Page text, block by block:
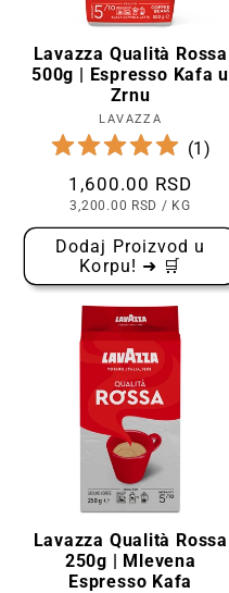
Lavazza Qualità Rossa
500g | Espresso Kafa u
Zrnu
Prodavac:
LAVAZZA
(1)
Cena
1,600.00 RSD
CENA
KOMADU
3,200.00 RSD / PO
KG
Dodaj Proizvod u
Korpu! ➜ 🛒
Lavazza Qualità Rossa
250g | Mlevena
Espresso Kafa